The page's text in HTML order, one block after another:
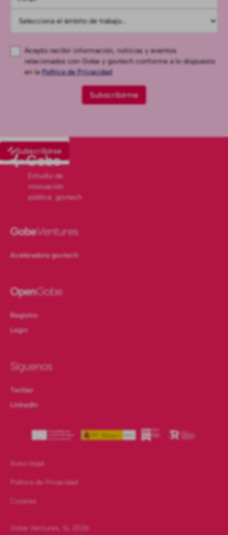
Acepto recibir información, noticias y eventos
relacionados con Gobe y govtech conforme a lo dispuesto
en laPolítica de Privacidad
Subscribirse
Estudio de
innovación
pública govtech
GobeVentures
Aceleradora govtech
OpenGobe
Registro
Login
Síguenos
Twitter
LinkedIn
Gobe Ventures, SL 2026
Aviso legal
Política de Privacidad
Cookies